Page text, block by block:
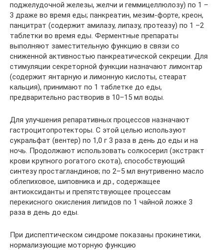
поджелудочной железы, желчи и геммицеллюлозу) по 1 –
3 драже во время еды; панкреатин, мезим-форте, креон,
панцитрат (содержит амилазу, липазу, протеазу) по 1 –2
таблетки во время еды. Ферментные препараты
выполняют заместительную функцию в связи со
сниженной активностью панкреатической секреции. Для
стимуляции секреторной функции назначают лимонтар
(содержит янтарную и лимонную кислоты, стеарат
кальция), принимают по 1 таблетке до еды,
предварительно растворив в 10–15 мл воды.
Для улучшения репаративных процессов назначают
гастроцитопротекторы. С этой целью используют
сукральфат (вентер) по 1,0 г 3 раза в день до еды и на
ночь. Продолжают использовать солкосерил (экстракт
крови крупного рогатого скота), способствующий
синтезу простагландинов; по 2–5 мл внутривенно масло
облепиховое, шиповника и др., содержащее
антиоксиданты и препятствующее процессам
перекисного окисления липидов по 1 чайной ложке 3
раза в день до еды.
При диспептическом синдроме показаны прокинетики,
нормализующие моторную функцию